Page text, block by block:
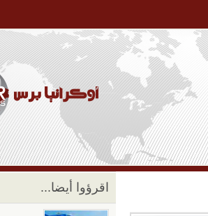
اقرؤوا أيضا...